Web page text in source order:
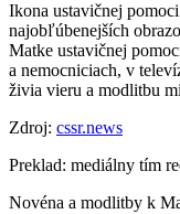
Ikona ustavičnej
najobľúbenejších
Matke ustavičnej
a nemocniciach, v
živia vieru a modlitbu
Zdroj: cssr.news
Preklad: mediálny tím
Novéna a modlitby k